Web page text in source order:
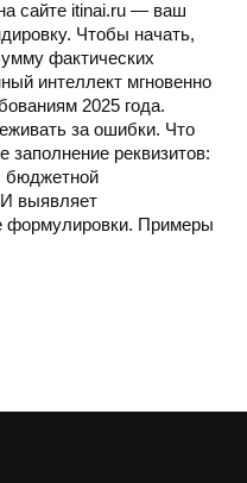
сайте itinai.ru — ваш
Чтобы начать,
фактических
интеллект мгновенно
2025 года.
за ошибки. Что
заполнение реквизитов:
бюджетной
выявляет
формулировки. Примеры